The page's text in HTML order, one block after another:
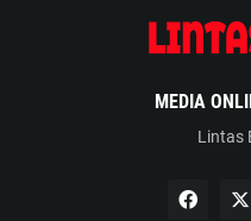
MEDIA
Lintas